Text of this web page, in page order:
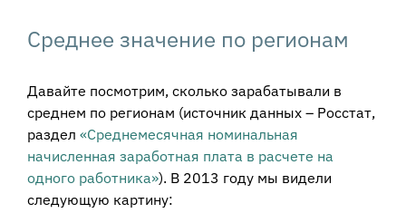
Среднее значение по регионам
Давайте посмотрим, сколько зарабатывали в
среднем по регионам (источник данных – Росстат,
раздел «Среднемесячная номинальная
начисленная заработная плата в расчете на
одного работника»). В 2013 году мы видели
следующую картину: